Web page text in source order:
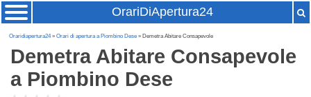
OrariDiApertura24
Oraridiapertura24»Orari di apertura a Piombino Dese » Demetra Abitare Consapevole
Demetra Abitare Consapevole
a Piombino Dese